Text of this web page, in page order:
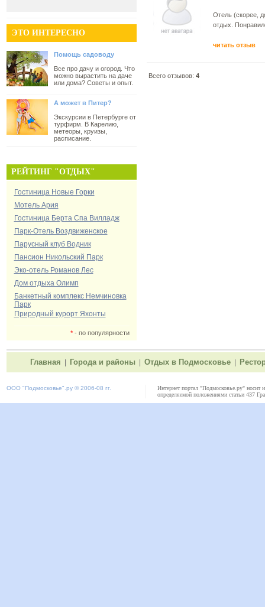
ЭТО ИНТЕРЕСНО
Помощь садоводу
Все про дачу и огород. Что
можно вырастить на даче
или дома? Советы и опыт.
А может в Питер?
Экскурсии в Петербурге от
турфирм. В Карелию,
метеоры, круизы,
расписание.
РЕЙТИНГ "ОТДЫХ"
Гостиница Новые Горки
Мотель Ария
Гостиница Берта Спа Вилладж
Парк-Отель Воздвиженское
Парусный клуб Водник
Пансион Никольский Парк
Эко-отель Романов Лес
Дом отдыха Олимп
Банкетный комплекс Немчиновка
Парк
Природный курорт Яхонты
*- по популярности
Отель (скорее,
отдых.
читать отзыв
Всего отзывов: 4
Главная Города и районы Отдых в Подмосковье
ООО "Подмосковье" .ру © 2006-08 гг.
Интернет портал "Подмосковье.ру" носит
определяемой положениями статьи 437